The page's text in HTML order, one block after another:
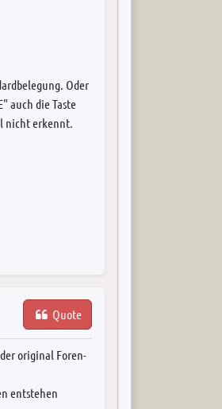
Oder
auch die Taste
nicht erkennt.
Quote
original Foren-
entstehen